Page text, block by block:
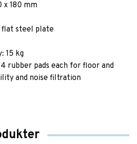
x 180 mm
flat steel plate
15 kg
rubber pads each for floor and
and noise filtration